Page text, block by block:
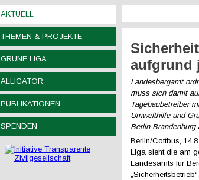
AKTUELL
THEMEN & PROJEKTE
GRÜNE LIGA
ALLIGATOR
PUBLIKATIONEN
SPENDEN
aufgrund
Landesbergamt
muss sich damit
Tagebaubetreiber
Umwelthilfe und
Berlin-Brandenburg
Berlin/Cottbus,
Liga sieht die am
Landesamts für